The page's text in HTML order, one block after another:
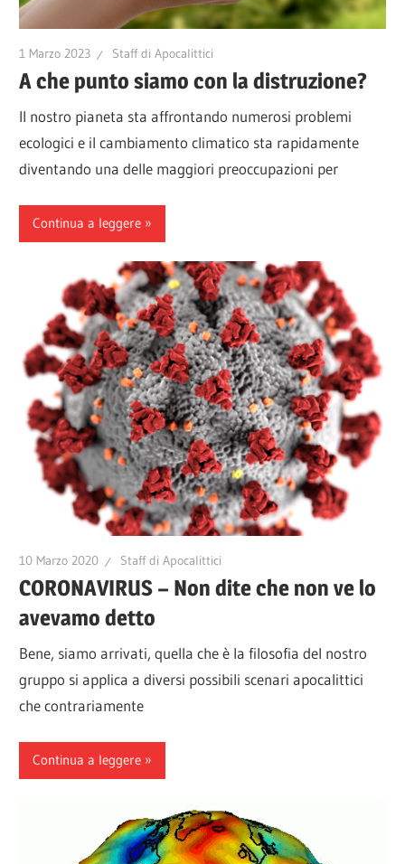
1 Marzo 2023 Staff di Apocalittici
A che punto siamo con la distruzione?
Il nostro pianeta sta affrontando numerosi problemi
ecologici e il cambiamento climatico sta rapidamente
diventando una delle maggiori preoccupazioni per
Continua a leggere
10 Marzo 2020 Staff di Apocalittici
CORONAVIRUS – Non dite che non ve lo
avevamo detto
Bene, siamo arrivati, quella che è la filosofia del nostro
gruppo si applica a diversi possibili scenari apocalittici
che contrariamente
Continua a leggere